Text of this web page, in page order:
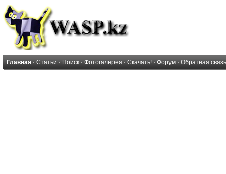
Главная · Статьи · Поиск · Фотогалерея · Скачать! · Форум · Обратная связь